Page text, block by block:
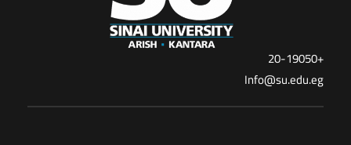
+20-19050
Info@su.edu.eg